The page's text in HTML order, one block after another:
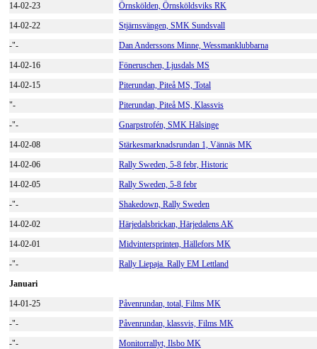
14-02-23
Örnskölden, Örnsköldsviks RK
14-02-22
Stjärnsvängen, SMK Sundsvall
-"-
Dan Anderssons Minne, Wessmanklubbarna
14-02-16
Föneruschen, Ljusdals MS
14-02-15
Piterundan, Piteå MS, Total
"-
Piterundan, Piteå MS, Klassvis
-"-
Gnarpstrofén, SMK Hälsinge
14-02-08
Stärkesmarknadsrundan 1, Vännäs MK
14-02-06
Rally Sweden, 5-8 febr, Historic
14-02-05
Rally Sweden, 5-8 febr
-"-
Shakedown, Rally Sweden
14-02-02
Härjedalsbrickan, Härjedalens AK
14-02-01
Midvintersprinten, Hällefors MK
-"-
Rally Liepaja. Rally EM Lettland
Januari
14-01-25
Påvenrundan, total, Films MK
-"-
Påvenrundan, klassvis, Films MK
-"-
Monitorrallyt, Ilsbo MK